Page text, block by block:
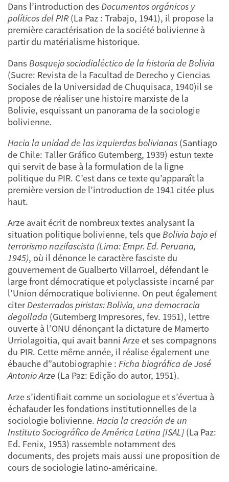
Dans l’introduction des Documentos orgánicos y
políticos del PIR (La Paz : Trabajo, 1941), il propose la
première caractérisation de la société bolivienne à
partir du matérialisme historique.
Dans Bosquejo sociodialéctico de la historia de Bolivia
(Sucre: Revista de la Facultad de Derecho y Ciencias
Sociales de la Universidad de Chuquisaca, 1940)il se
propose de réaliser une histoire marxiste de la
Bolivie, esquissant un panorama de la sociologie
bolivienne.
Hacia la unidad de las izquierdas bolivianas (Santiago
de Chile: Taller Gráfico Gutemberg, 1939) estun texte
qui servit de base à la formulation de la ligne
politique du PIR. C’est dans ce texte qu’apparaît la
première version de l’introduction de 1941 citée plus
haut.
Arze avait écrit de nombreux textes analysant la
situation politique bolivienne, tels queBolivia bajo el
terrorismo nazifascista (Lima: Empr. Ed. Peruana,
1945), où il dénonce le caractère fasciste du
gouvernement de Gualberto Villarroel, défendant le
large front démocratique et polyclassiste incarné par
l’Union démocratique bolivienne. On peut également
citerDesterrados piristas: Bolivia, una democracia
degollada (Gutemberg Impresores, fev. 1951), lettre
ouverte à l’ONU dénonçant la dictature de Mamerto
Urriolagoitia, qui avait banni Arze et ses compagnons
du PIR. Cette même année, il réalise également une
ébauche d”autobiographie : Ficha biográfica de José
Antonio Arze (La Paz: Edição do autor, 1951).
Arze s’identifiait comme un sociologue et s’évertua à
échafauder les fondations institutionnelles de la
sociologie bolivienne. Hacia la creación de un
Instituto Sociográfico de América Latina [ISAL](La Paz:
Ed. Fenix, 1953) rassemble notamment des
documents, des projets mais aussi une proposition de
cours de sociologie latino-américaine.